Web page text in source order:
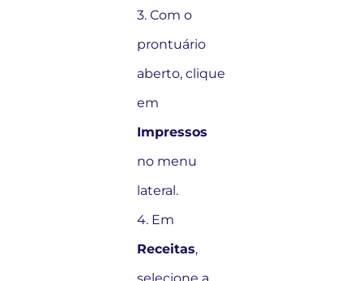
3. Com o
prontuário
aberto, clique
em
Impressos
no menu
lateral.
4. Em
Receitas,